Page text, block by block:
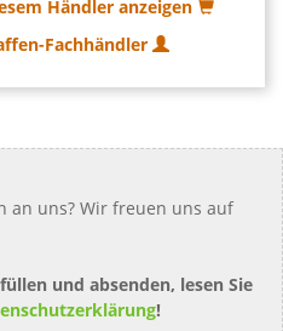
Händler anzeigen
Fachhändler
an uns? Wir freuen uns auf
und absenden, lesen Sie
!